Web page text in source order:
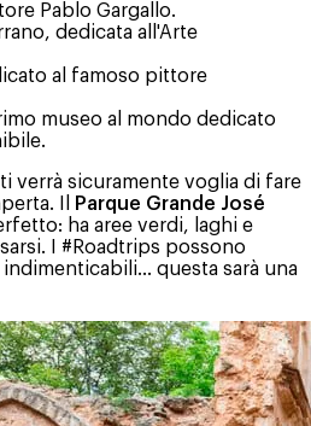
Pablo Gargallo.
dedicata all'Arte
al famoso pittore
museo al mondo dedicato
verrà sicuramente voglia di fare
Il
Parque Grande José
ha aree verdi, laghi e
I #Roadtrips possono
questa sarà una